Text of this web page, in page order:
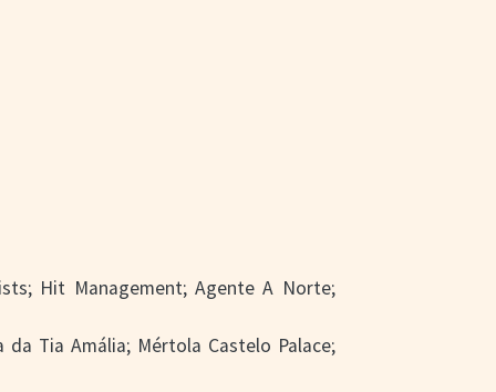
Hit Management; Agente A Norte;
Tia Amália; Mértola Castelo Palace;